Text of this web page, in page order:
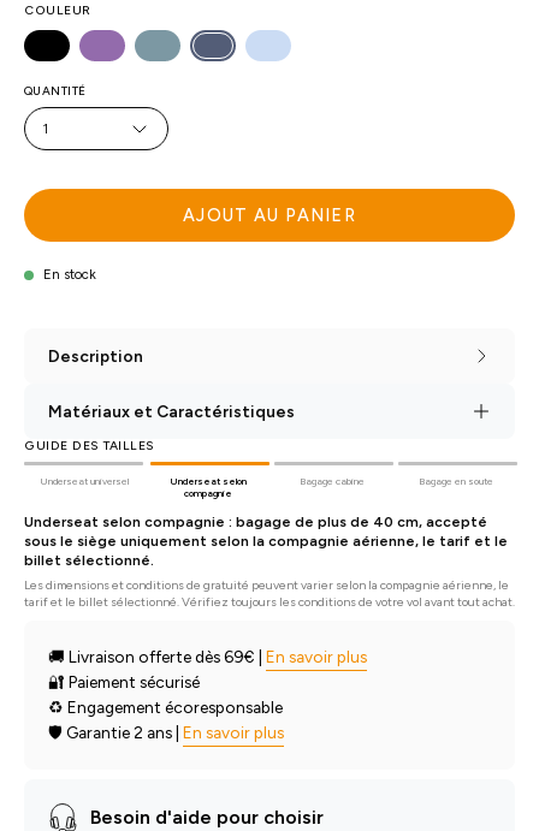
COULEUR
QUANTITÉ
1
AJOUT AU PANIER
En stock
Description
Matériaux et Caractéristiques
GUIDE DES TAILLES
Underseat universel
Underseat selon
compagnie
Bagage cabine Bagage en soute
Underseat selon compagnie : bagage de plus de 40 cm, accepté
sous le siège uniquement selon la compagnie aérienne, le tarif et le
billet sélectionné.
Les dimensions et conditions de gratuité peuvent varier selon la compagnie aérienne, le
tarif et le billet sélectionné. Vérifiez toujours les conditions de votre vol avant tout achat.
🚚 Livraison offerte dès 69€ | En savoir plus
🔐 Paiement sécurisé
♻️ Engagement écoresponsable
🛡️ Garantie2 ans| En savoir plus
Besoin d'aide pour choisir